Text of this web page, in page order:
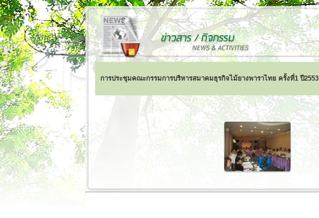
การประชุมคณะกรรมการบริหารสมาคมธุรกิจไม้ยางพาราไทย ครั้งที่1 ปี2553